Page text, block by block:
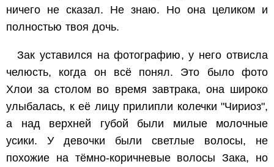
ничего не сказал. Не знаю. Но она целиком и
полностью твоя дочь.
Зак уставился на фотографию, у него отвисла
челюсть, когда он всё понял. Это было фото
Хлои за столом во время завтрака, она широко
улыбалась, к её лицу прилипли колечки "Чириоз",
а над верхней губой были милые молочные
усики. У девочки были светлые волосы, не
похожие на тёмно-коричневые волосы Зака, но